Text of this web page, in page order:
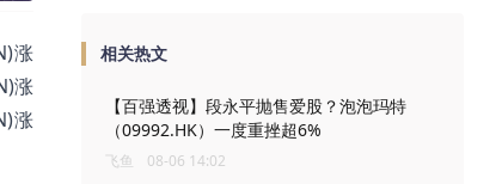
涨
涨
涨
相关热文
【百强透视】段永平抛售爱股？泡泡玛特
（09992.HK）一度重挫超6%
飞鱼 08-06 14:02